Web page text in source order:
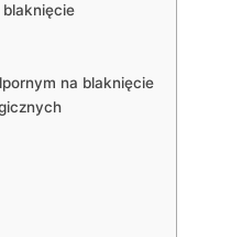
na blaknięcie